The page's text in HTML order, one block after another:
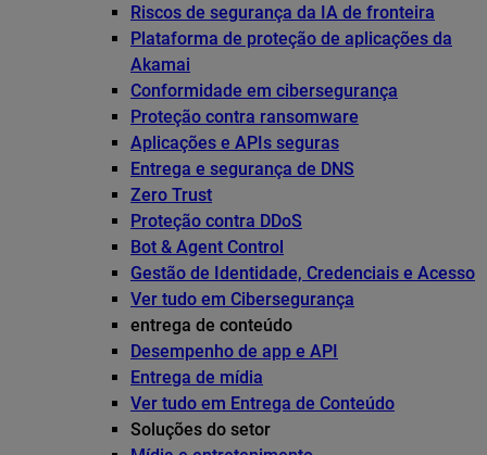
Riscos de segurança da IA de fronteira
Plataforma de proteção de aplicações da
Akamai
Conformidade em cibersegurança
Proteção contra ransomware
Aplicações e APIs seguras
Entrega e segurança de DNS
Zero Trust
Proteção contra DDoS
Bot & Agent Control
Gestão de Identidade, Credenciais e Acesso
Ver tudo em Cibersegurança
entrega de conteúdo
Desempenho de app e API
Entrega de mídia
Ver tudo em Entrega de Conteúdo
Soluções do setor